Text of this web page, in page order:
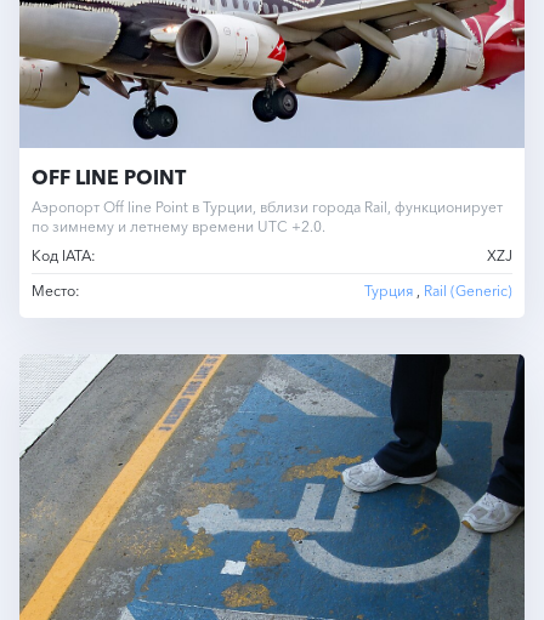
OFF LINE POINT
Аэропорт Off line Point в Турции, вблизи города Rail, функционирует
по зимнему и летнему времени UTC +2.0.
Код IATA:
XZJ
Место:
Турция , Rail (Generic)